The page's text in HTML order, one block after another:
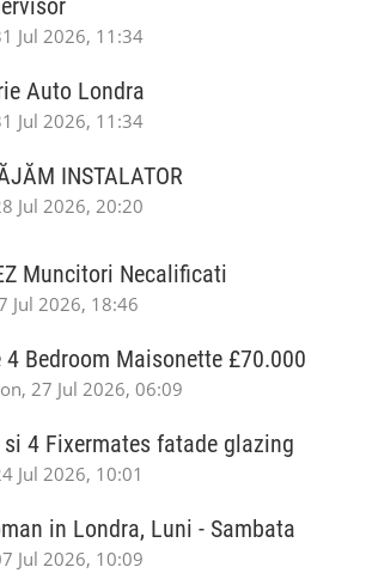
Jul 2026, 11:34
Auto Londra
Jul 2026, 11:34
INSTALATOR
Jul 2026, 20:20
Muncitori Necalificati
Jul 2026, 18:46
4 Bedroom Maisonette £70.000
27 Jul 2026, 06:09
si 4 Fixermates fatade glazing
Jul 2026, 10:01
in Londra, Luni - Sambata
Jul 2026, 10:09